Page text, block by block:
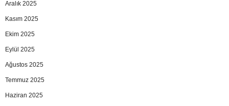
Aralık 2025
Kasım 2025
Ekim 2025
Eylül 2025
Ağustos 2025
Temmuz 2025
Haziran 2025